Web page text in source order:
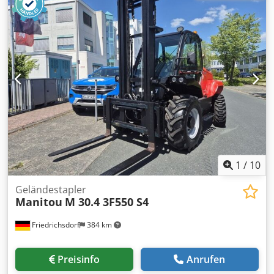
Technisch: normal Beschreibung: Robust solution for
handling suspended loads. Jib fitted with 2 hooks to meet
various needs of building sites. Adaptability for all yard
handling applications
1 / 10
Friedrichsdorf 384 km
Geländestapler
Manitou M 30.4 3F550 S4
Preisinfo Anrufen